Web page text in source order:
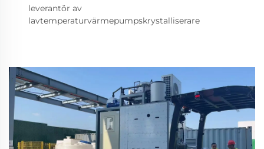
leverantör av
lavtemperaturvärmepumpskrystalliserare